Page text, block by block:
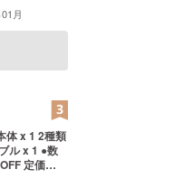
月
体 x 1 2種類
x 1 ●数
定価
円（税